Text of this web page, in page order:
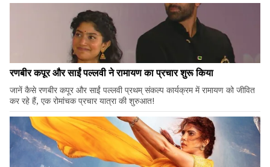
रणबीर कपूर और साईं पल्लवी ने रामायण का प्रचार शुरू किया
जानें कैसे रणबीर कपूर और साईं पल्लवी प्रथम् संकल्प कार्यक्रम में रामायण को जीवित
कर रहे हैं, एक रोमांचक प्रचार यात्रा की शुरुआत!